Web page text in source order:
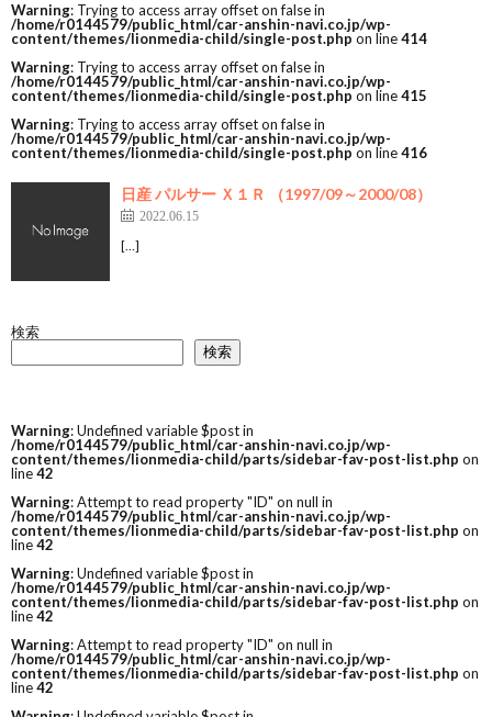
Warning: Trying to access array offset on false in
/home/r0144579/public_html/car-anshin-navi.co.jp/wp-
content/themes/lionmedia-child/single-post.php on line414
Warning: Trying to access array offset on false in
/home/r0144579/public_html/car-anshin-navi.co.jp/wp-
content/themes/lionmedia-child/single-post.php on line415
Warning: Trying to access array offset on false in
/home/r0144579/public_html/car-anshin-navi.co.jp/wp-
content/themes/lionmedia-child/single-post.php on line416
日産 パルサー Ｘ１Ｒ （1997/09～2000/08）
2022.06.15
[…]
検索
検索
Warning: Undefined variable $post in
/home/r0144579/public_html/car-anshin-navi.co.jp/wp-
content/themes/lionmedia-child/parts/sidebar-fav-post-list.php on
line42
Warning: Attempt to read property "ID" on null in
/home/r0144579/public_html/car-anshin-navi.co.jp/wp-
content/themes/lionmedia-child/parts/sidebar-fav-post-list.php on
line42
Warning: Undefined variable $post in
/home/r0144579/public_html/car-anshin-navi.co.jp/wp-
content/themes/lionmedia-child/parts/sidebar-fav-post-list.php on
line42
Warning: Attempt to read property "ID" on null in
/home/r0144579/public_html/car-anshin-navi.co.jp/wp-
content/themes/lionmedia-child/parts/sidebar-fav-post-list.php on
line42